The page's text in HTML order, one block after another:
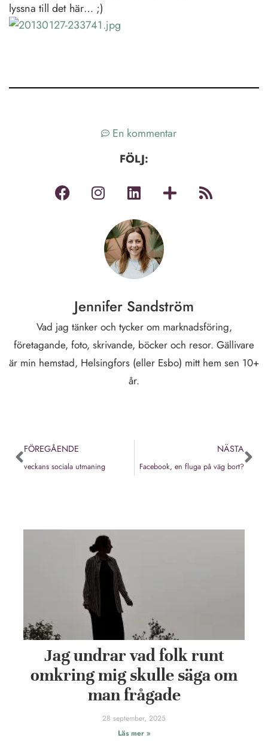
lyssna till det här… ;)
En kommentar
FÖLJ:
Jennifer Sandström
Vad jag tänker och tycker om marknadsföring,
företagande, foto, skrivande, böcker och resor. Gällivare
är min hemstad, Helsingfors (eller Esbo) mitt hem sen 10+
år.
FÖREGÅENDE
veckans sociala utmaning
NÄSTA
Facebook, en fluga på väg bort?
Jag undrar vad folk runt
omkring mig skulle säga om
man frågade
28 september, 2025
Läs mer »